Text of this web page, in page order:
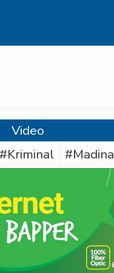
Video
#Kriminal
#Madina